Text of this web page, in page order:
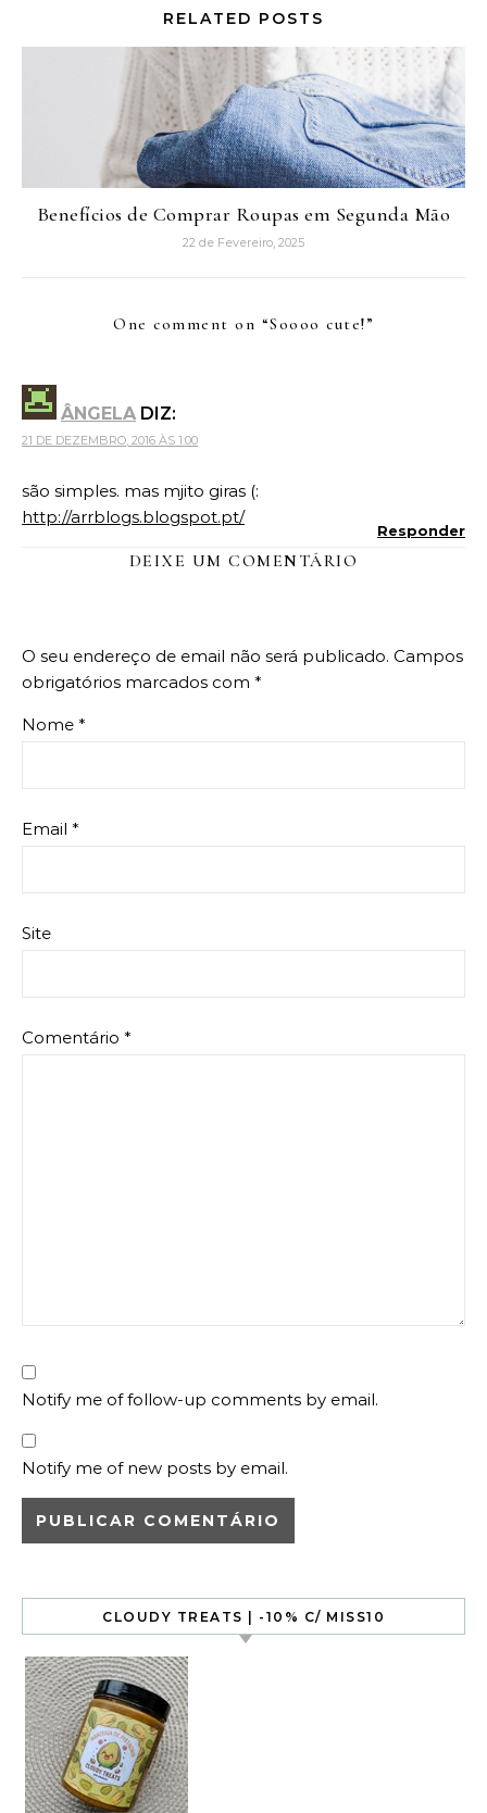
RELATED POSTS
Benefícios de Comprar Roupas em Segunda Mão
22 de Fevereiro, 2025
One comment on “Soooo cute!”
ÂNGELA DIZ:
21 DE DEZEMBRO, 2016 ÀS 1:00
são simples. mas mjito giras (:
http://arrblogs.blogspot.pt/
Responder
DEIXE UM COMENTÁRIO
O seu endereço de email não será publicado. Campos
obrigatórios marcados com *
Nome *
Email *
Site
Comentário *
Notify me of follow-up comments by email.
Notify me of new posts by email.
CLOUDY TREATS | -10% C/ MISS10